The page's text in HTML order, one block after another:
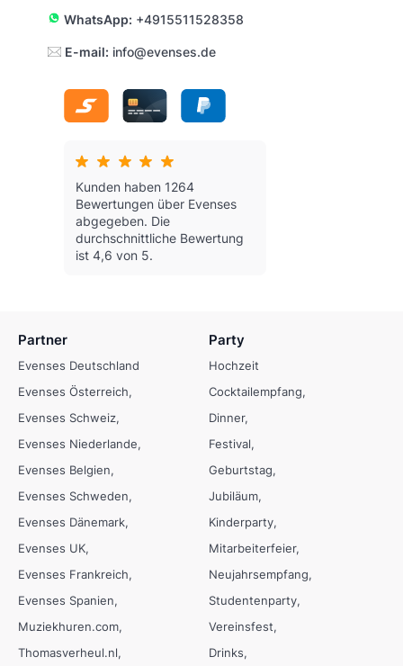
WhatsApp: +4915511528358
E-mail: info@evenses.de
Kunden haben 1264
Bewertungen über Evenses
abgegeben. Die
durchschnittliche Bewertung
ist 4,6 von 5.
Partner
Evenses Deutschland
Evenses Österreich
Evenses Schweiz
Evenses Niederlande
Evenses Belgien
Evenses Schweden
Evenses Dänemark
Evenses UK
Evenses Frankreich
Evenses Spanien
Muziekhuren.com
Thomasverheul.nl
Party
Hochzeit
Cocktailempfang
Dinner
Festival
Geburtstag
Jubiläum
Kinderparty
Mitarbeiterfeier
Neujahrsempfang
Studentenparty
Vereinsfest
Drinks